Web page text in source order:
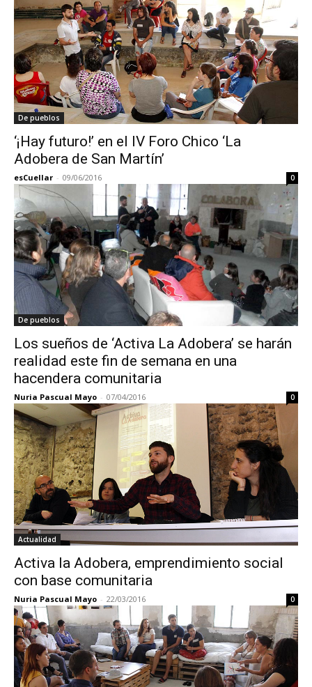
De pueblos
‘¡Hay futuro!’ en el IV Foro Chico ‘La
Adobera de San Martín’
esCuellar - 09/06/2016 0
De pueblos
Los sueños de ‘Activa La Adobera’ se harán
realidad este fin de semana en una
hacendera comunitaria
Nuria Pascual Mayo - 07/04/2016 0
Actualidad
Activa la Adobera, emprendimiento social
con base comunitaria
Nuria Pascual Mayo - 22/03/2016 0